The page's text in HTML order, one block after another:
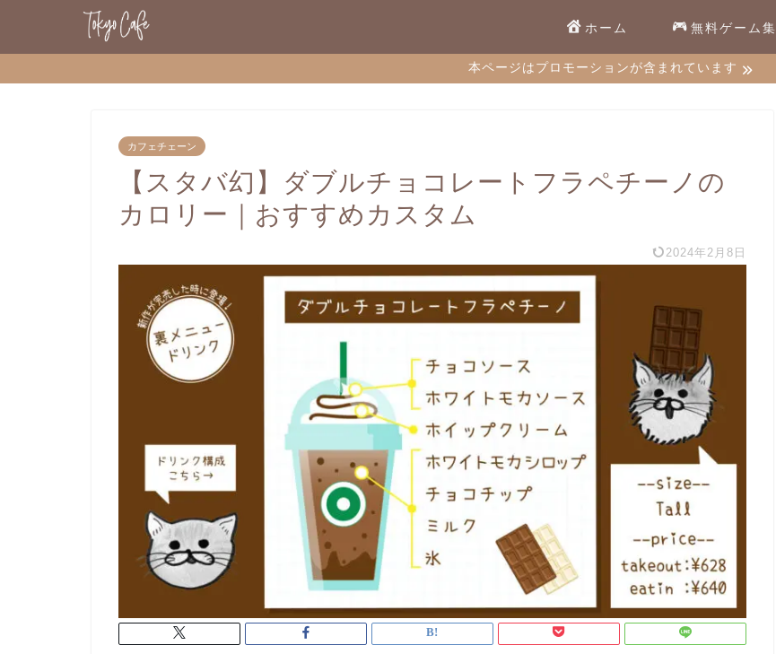
ホーム 無料ゲーム集
本ページはプロモーションが含まれています
カフェチェーン
【スタバ幻】ダブルチョコレートフラペチーノの
カロリー｜おすすめカスタム
2024年2月8日